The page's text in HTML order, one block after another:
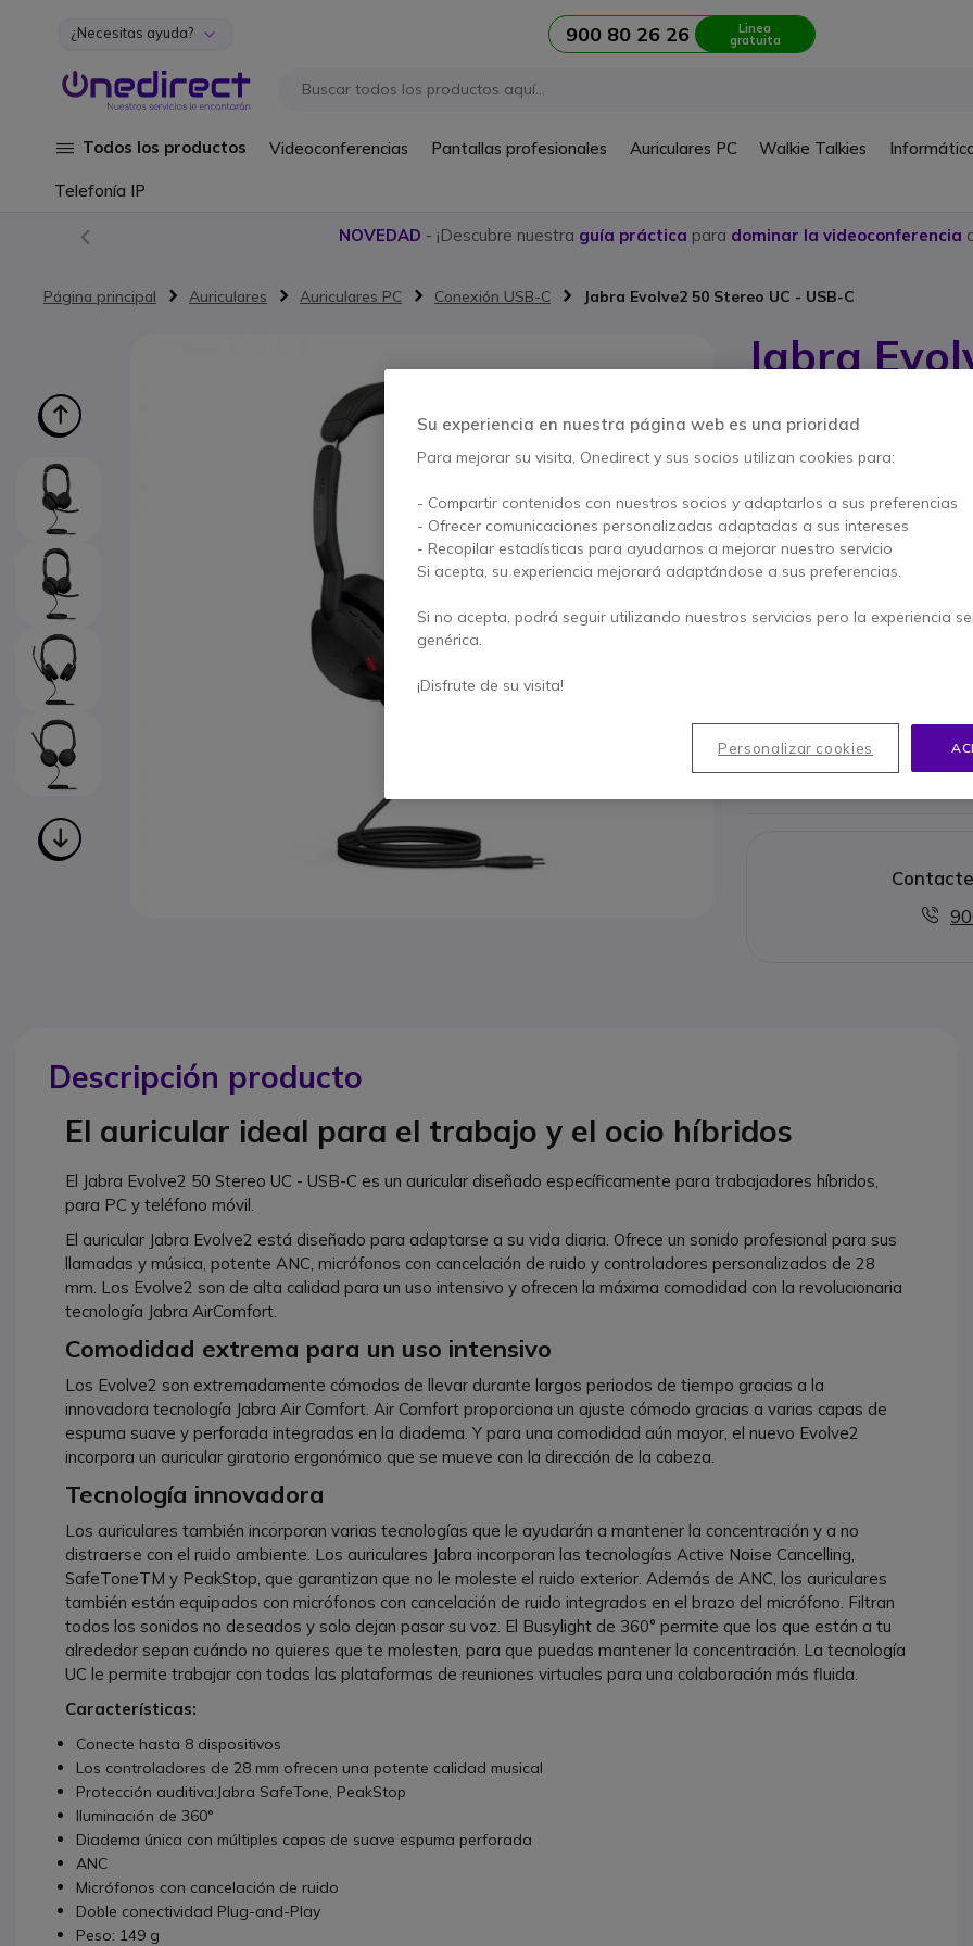
Ir al contenido
¿Necesitas ayuda? 900 80 26 26 Linea
gratuita
Todos los productos Videoconferencias Pantallas profesionales Auriculares PC Walkie Talkies
Telefonía IP
NOVEDAD - ¡Descubre nuestra guía práctica para dominar la videoconferencia
Página principal Auriculares Auriculares PC Conexión USB-C Jabra Evolve2 50 Stereo UC - USB-C
Jabra
Ref. del producto: GNEVOL250DC
Auriculares para PC y
Este producto está
Este producto está
Jabra
Ver
Descripción producto
El auricular ideal para el trabajo y el ocio híbridos
El Jabra Evolve2 50 Stereo UC - USB-C es un auricular diseñado específicamente para trabajadores híbridos,
para PC y teléfono móvil.
El auricular Jabra Evolve2 está diseñado para adaptarse a su vida diaria. Ofrece un sonido profesional para sus
llamadas y música, potente ANC, micrófonos con cancelación de ruido y controladores personalizados de 28
mm. Los Evolve2 son de alta calidad para un uso intensivo y ofrecen la máxima comodidad con la revolucionaria
tecnología Jabra AirComfort.
Comodidad extrema para un uso intensivo
Los Evolve2 son extremadamente cómodos de llevar durante largos periodos de tiempo gracias a la
innovadora tecnología Jabra Air Comfort. Air Comfort proporciona un ajuste cómodo gracias a varias capas de
espuma suave y perforada integradas en la diadema. Y para una comodidad aún mayor, el nuevo Evolve2
incorpora un auricular giratorio ergonómico que se mueve con la dirección de la cabeza.
Tecnología innovadora
Los auriculares también incorporan varias tecnologías que le ayudarán a mantener la concentración y a no
distraerse con el ruido ambiente. Los auriculares Jabra incorporan las tecnologías Active Noise Cancelling,
SafeToneTM y PeakStop, que garantizan que no le moleste el ruido exterior. Además de ANC, los auriculares
también están equipados con micrófonos con cancelación de ruido integrados en el brazo del micrófono. Filtran
todos los sonidos no deseados y solo dejan pasar su voz. El Busylight de 360° permite que los que están a tu
alrededor sepan cuándo no quieres que te molesten, para que puedas mantener la concentración. La tecnología
UC le permite trabajar con todas las plataformas de reuniones virtuales para una colaboración más fluida.
Características:
Conecte hasta 8 dispositivos
Los controladores de 28 mm ofrecen una potente calidad musical
Protección auditiva:Jabra SafeTone, PeakStop
Iluminación de 360°
Diadema única con múltiples capas de suave espuma perforada
ANC
Micrófonos con cancelación de ruido
Doble conectividad Plug-and-Play
Peso: 149 g
Su experiencia en nuestra página web es una prioridad
Para mejorar su visita, Onedirect y sus socios utilizan cookies para:
- Compartir contenidos con nuestros socios y adaptarlos a sus preferencias
- Ofrecer comunicaciones personalizadas adaptadas a sus intereses
- Recopilar estadísticas para ayudarnos a mejorar nuestro servicio
Si acepta, su experiencia mejorará adaptándose a sus preferencias.
Si no acepta, podrá seguir utilizando nuestros servicios pero la experiencia
genérica.
¡Disfrute de su visita!
Personalizar cookies